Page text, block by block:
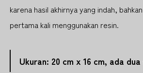
karena hasil akhirnya yang indah,
pertama kali menggunakan resin.
Ukuran: 20 cm x 16 cm, ada